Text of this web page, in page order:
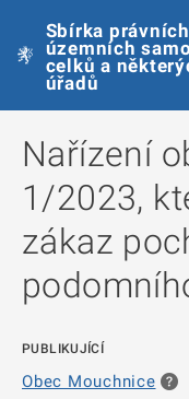
Sbírka
územních
celků a
úřadů
Nařízení
1/2023,
zákaz
PUBLIKUJÍCÍ
Obec Mouchnice